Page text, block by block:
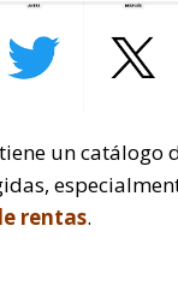
un catálogo
rentas.